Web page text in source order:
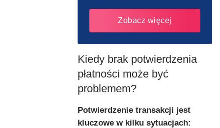
Zobacz więcej
Kiedy brak potwierdzenia
płatności może być
problemem?
Potwierdzenie transakcji jest
kluczowe w kilku sytuacjach: